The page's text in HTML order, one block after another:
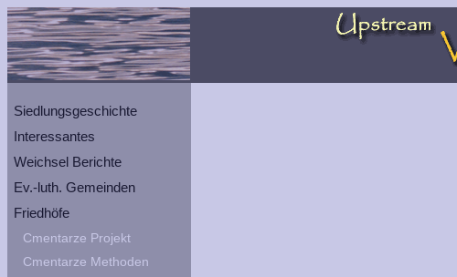
Siedlungsgeschichte
Interessantes
Weichsel Berichte
Ev.-luth. Gemeinden
Friedhöfe
Cmentarze Projekt
Cmentarze Methoden